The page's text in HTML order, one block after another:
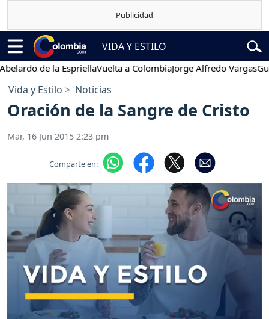
VIDA Y ESTILO
de la EspriellaVuelta a ColombiaJorge Alfredo Vargas
Vida y Estilo Noticias
Oración de la Sangre de Cristo
Mar, 16 Jun 2015 2:23 pm
Comparte en: